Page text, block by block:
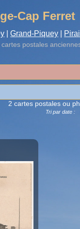
Cap Ferret
Grand-Piquey
cartes postales
2 cartes postales ou
Tri par date :